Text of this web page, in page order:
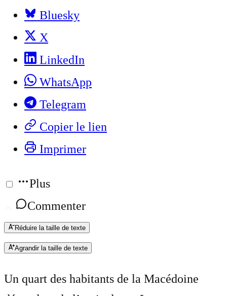
Bluesky
X
LinkedIn
WhatsApp
Telegram
Copier le lien
Imprimer
Plus
Commenter
Réduire la taille de texte
Agrandir la taille de texte
Un quart des habitants de la Macédoine